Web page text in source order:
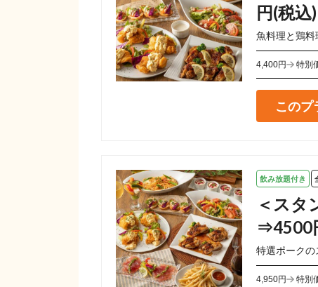
円(税込)
魚料理と鶏料
4,400円 特別
このプ
飲み放題付き
＜スタ
⇒4500
特選ポークの
4,950円 特別